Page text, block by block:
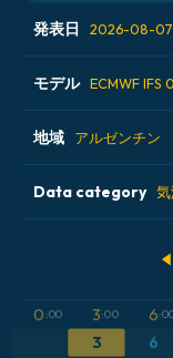
発表日 2026-08-
2026-08-05 12
2026-08-06 00
2026-08-06 12
モデル ECMWF IFS
ALADIN CZ 2.3 km
ECMWF AIFS [AI]
地域 アルゼンチン
アイスランド
イギリス
Data category 気
0 :00 3:00 6
3 6